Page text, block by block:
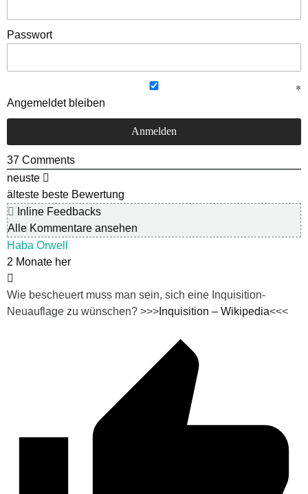
Passwort
Angemeldet bleiben
37 Comments
neuste
älteste beste Bewertung
Inline Feedbacks
Alle Kommentare ansehen
Haba Orwell
2 Monate her
Wie bescheuert muss man sein, sich eine Inquisition-
Neuauflage zu wünschen? >>> Inquisition – Wikipedia<<<